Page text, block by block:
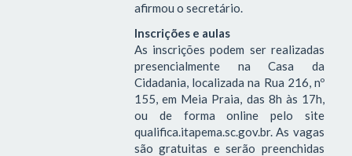
afirmou o secretário.
Inscrições e aulas
As inscrições podem ser realizadas
presencialmente na Casa da
Cidadania, localizada na Rua 216, nº
155, em Meia Praia, das 8h às 17h,
ou de forma online pelo site
qualifica.itapema.sc.gov.br. As vagas
são gratuitas e serão preenchidas